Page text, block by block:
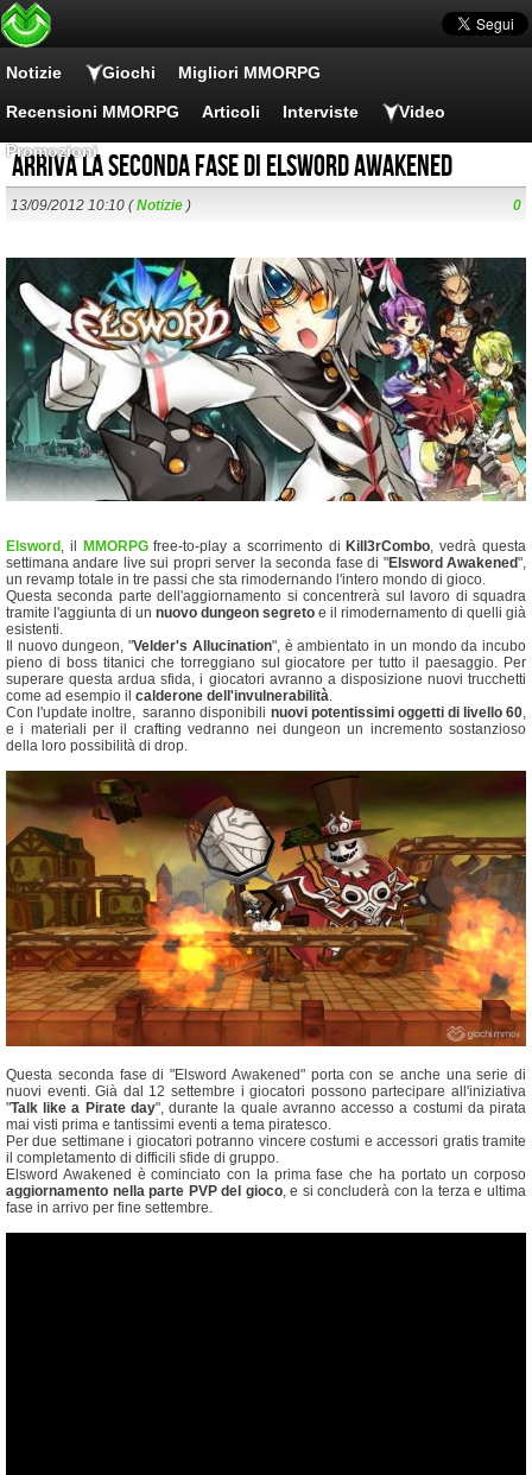
Notizie Giochi Migliori MMORPG
Recensioni MMORPG Articoli Interviste Video
Promozioni
Arriva la seconda fase di Elsword Awakened
13/09/2012 10:10 (Notizie ) 0
Elsword , il MMORPGfree-to-play a scorrimento di Kill3rCombo, vedrà questa
settimana andare live sui propri server la seconda fase di "Elsword Awakened",
un revamp totale in tre passi che sta rimodernando l'intero mondo di gioco.
Questa seconda parte dell'aggiornamento si concentrerà sul lavoro di squadra
tramite l'aggiunta di un nuovo dungeon segreto e il rimodernamento di quelli già
esistenti.
Il nuovo dungeon, "Velder's Allucination", è ambientato in un mondo da incubo
pieno di boss titanici che torreggiano sul giocatore per tutto il paesaggio. Per
superare questa ardua sfida, i giocatori avranno a disposizione nuovi trucchetti
come ad esempio il calderone dell'invulnerabilità.
Con l'update inoltre, saranno disponibili nuovi potentissimi oggetti di livello 60,
e i materiali per il crafting vedranno nei dungeon un incremento sostanzioso
della loro possibilità di drop.
Questa seconda fase di "Elsword Awakened" porta con se anche una serie di
nuovi eventi. Già dal 12 settembre i giocatori possono partecipare all'iniziativa
"Talk like a Pirate day", durante la quale avranno accesso a costumi da pirata
mai visti prima e tantissimi eventi a tema piratesco.
Per due settimane i giocatori potranno vincere costumi e accessori gratis tramite
il completamento di difficili sfide di gruppo.
Elsword Awakened è cominciato con la prima fase che ha portato un corposo
aggiornamento nella parte PVP del gioco, e si concluderà con la terza e ultima
fase in arrivo per fine settembre.